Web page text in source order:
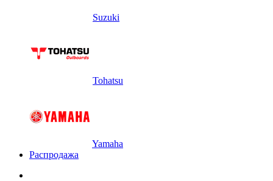
Suzuki
Tohatsu
Yamaha
Распродажа